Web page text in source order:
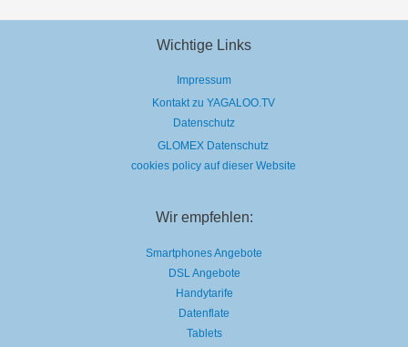
Wichtige Links
Impressum
Kontakt zu YAGALOO.TV
Datenschutz
GLOMEX Datenschutz
cookies policy auf dieser Website
Wir empfehlen:
Smartphones Angebote
DSL Angebote
Handytarife
Datenflate
Tablets